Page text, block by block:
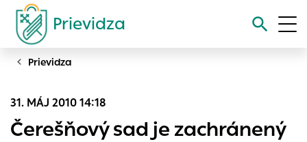
Prievidza
Vyhľadávanie
Prievidza
31. MÁJ 2010 14:18
Čerešňový sad je zachránený
Nastavenie cookies